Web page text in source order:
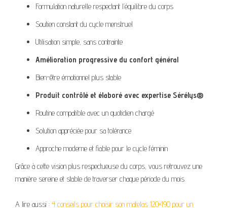
Formulation naturelle respectant l’équilibre du corps
Soutien constant du cycle menstruel
Utilisation simple, sans contrainte
Amélioration progressive du confort général
Bien-être émotionnel plus stable
Produit contrôlé et élaboré avec expertise Sérélys®
Routine compatible avec un quotidien chargé
Solution appréciée pour sa tolérance
Approche moderne et fiable pour le cycle féminin
Grâce à cette vision plus respectueuse du corps, vous retrouvez une
manière sereine et stable de traverser chaque période du mois.
A lire aussi : 4 conseils pour choisir son matelas 120×190 pour un